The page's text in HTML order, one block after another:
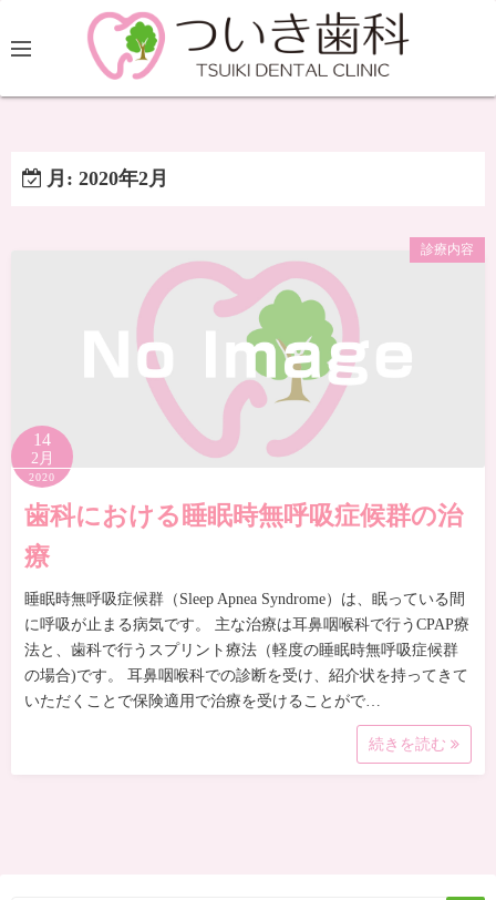
月: 2020年2月
診療内容
14
2月
2020
歯科における睡眠時無呼吸症候群の治
療
睡眠時無呼吸症候群（Sleep Apnea Syndrome）は、眠っている間
に呼吸が止まる病気です。 主な治療は耳鼻咽喉科で行うCPAP療
法と、歯科で行うスプリント療法（軽度の睡眠時無呼吸症候群
の場合)です。 耳鼻咽喉科での診断を受け、紹介状を持ってきて
いただくことで保険適用で治療を受けることがで…
続きを読む